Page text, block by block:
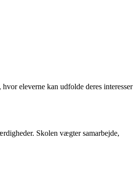
eleverne kan udfolde deres interesser
Skolen vægter samarbejde,